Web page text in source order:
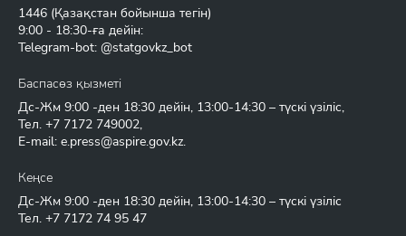
1446 (Қазақстан бойынша тегін)
9:00 - 18:30-ға дейін:
Telegram-bot: @statgovkz_bot
Баспасөз қызметі
Дс-Жм 9:00 -ден 18:30 дейін, 13:00-14:30 – түскі үзіліс,
Тел. +7 7172 749002,
E-mail: e.press@aspire.gov.kz.
Кеңсе
Дс-Жм 9:00 -ден 18:30 дейін, 13:00-14:30 – түскі үзіліс
Тел. +7 7172 74 95 47